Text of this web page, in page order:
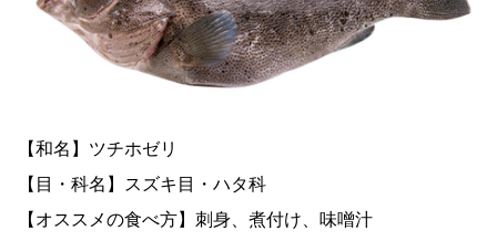
【和名】ツチホゼリ
【目・科名】スズキ目・ハタ科
【オススメの食べ方】刺身、煮付け、味噌汁